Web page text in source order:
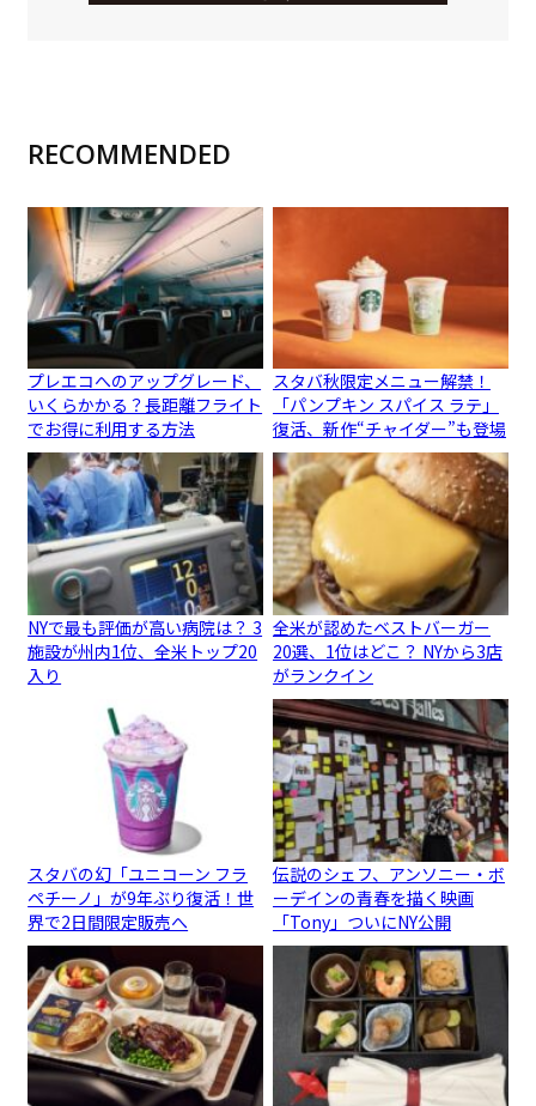
RECOMMENDED
プレエコへのアップグレード、
いくらかかる？長距離フライト
でお得に利用する方法
スタバ秋限定メニュー解禁！
「パンプキン スパイス ラテ」
復活、新作“チャイダー”も登場
NYで最も評価が高い病院は？ 3
施設が州内1位、全米トップ20
入り
全米が認めたベストバーガー
20選、1位はどこ？ NYから3店
がランクイン
スタバの幻「ユニコーン フラ
ペチーノ」が9年ぶり復活！世
界で2日間限定販売へ
伝説のシェフ、アンソニー・ボ
ーデインの青春を描く映画
「Tony」ついにNY公開